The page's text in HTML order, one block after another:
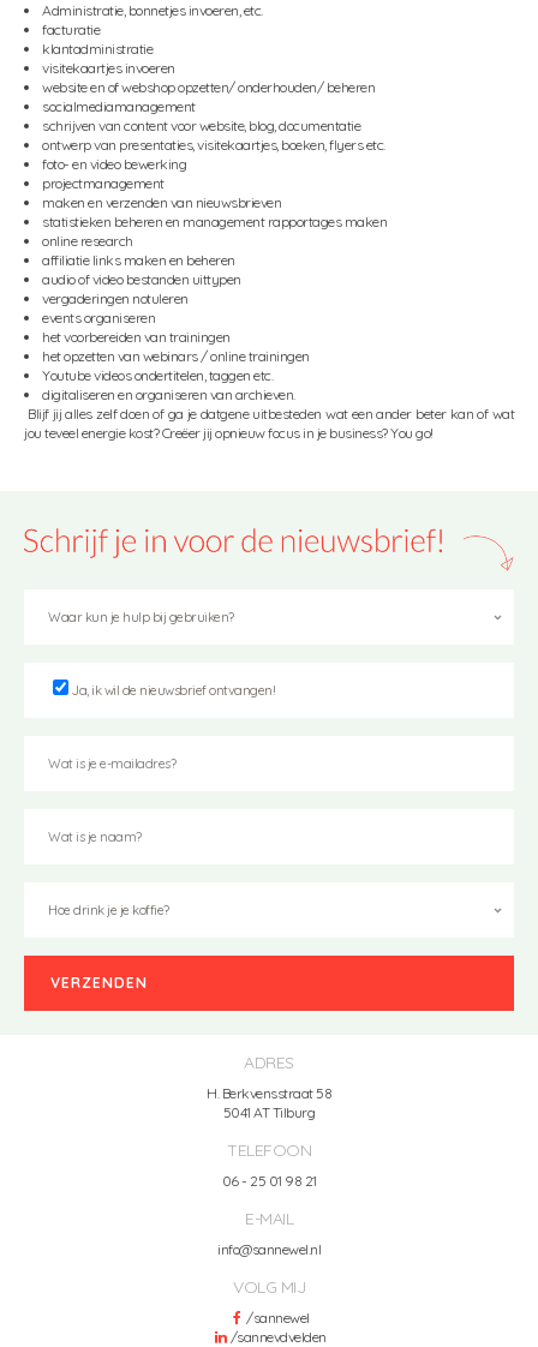
Administratie, bonnetjes invoeren, etc.
facturatie
klantadministratie
visitekaartjes invoeren
website en of webshop opzetten/ onderhouden/ beheren
socialmediamanagement
schrijven van content voor website, blog, documentatie
ontwerp van presentaties, visitekaartjes, boeken, flyers etc.
foto- en video bewerking
projectmanagement
maken en verzenden van nieuwsbrieven
statistieken beheren en management rapportages maken
online research
affiliatie links maken en beheren
audio of video bestanden uittypen
vergaderingen notuleren
events organiseren
het voorbereiden van trainingen
het opzetten van webinars / online trainingen
Youtube videos ondertitelen, taggen etc.
digitaliseren en organiseren van archieven.
Blijf jij alles zelf doen of ga je datgene uitbesteden wat een ander beter kan of wat
jou teveel energie kost? Creëer jij opnieuw focus in je business? You go!
Ja, ik wil de nieuwsbrief ontvangen!
ADRES
H. Berkvensstraat 58
5041 AT Tilburg
TELEFOON
06 - 25 01 98 21
E-MAIL
info@sannewel.nl
VOLG MIJ
/sannewel
/sannevdvelden